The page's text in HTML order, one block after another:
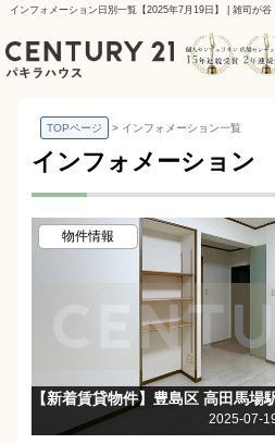
インフォメーション日別一覧【2025年7月19日】 | 雑司が
TOPページ インフォメーション一覧
インフォメーション
物件情報
2025-07-